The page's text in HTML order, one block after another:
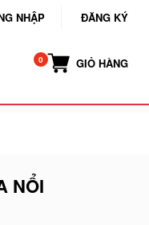
NHẬP ĐĂNG KÝ
GIỎ HÀNG
NỔI